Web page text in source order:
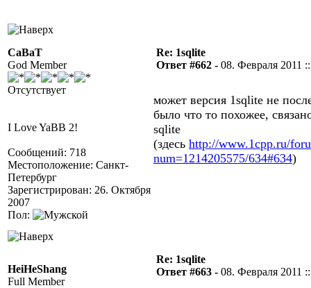
CaBaT
God Member
Отсутствует
I Love YaBB 2!
Сообщений: 718
Местоположение: Санкт-
Петербург
Зарегистрирован: 26. Октября
2007
Пол:
Re: 1sqlite
Ответ #662 - 08. Февраля 2011
может версия 1sqlite не
было что то похожее,
sqlite
(здесь http://www.1cpp.ru/
num=1214205575/634#634)
HeiHeShang
Full Member
Re: 1sqlite
Ответ #663 - 08. Февраля 2011